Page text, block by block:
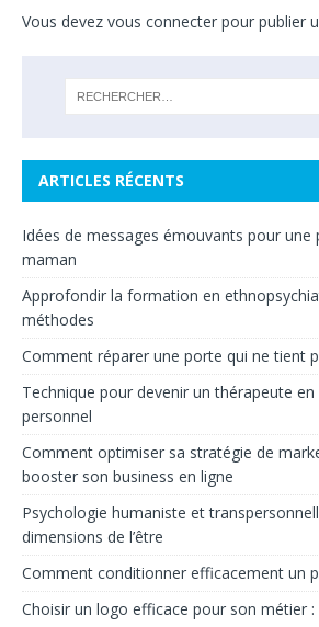
Vous devez vous connecter pour publier
ARTICLES RÉCENTS
Idées de messages émouvants pour une
maman
Approfondir la formation en
méthodes
Comment réparer une porte qui ne tient
Technique pour devenir un thérapeute
personnel
Comment optimiser sa stratégie de
booster son business en ligne
Psychologie humaniste et
dimensions de l’être
Comment conditionner efficacement un
Choisir un logo efficace pour son métier